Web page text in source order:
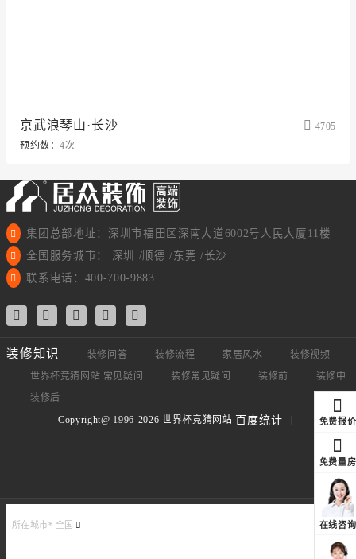
京武浪琴山·长沙
4705
预约数：4次
免费报价
免费量房
在线咨询
集团总部地址：深圳市福田区深南大道6002号人民大厦11楼
全国服务城市： 深圳 /顺德 /东莞 /长沙
联系电话：400-700-9883
装修知识 装修问答 装修流程 家居风水
装修视频
世界杯竞猜网站 常见疑问
装修常见疑问 装修前
装修中
装修后
Copyright@ 1996-2026 世界杯竞猜网站 百度统计
所在城市* 全国